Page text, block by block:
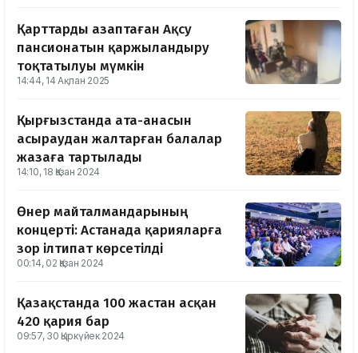
Қарттарды азаптаған Ақсу
пансионатын қаржыландыру
тоқтатылуы мүмкін
14:44, 14 Ақпан 2025
Қырғызстанда ата-анасын
асыраудан жалтарған балалар
жазаға тартылады
14:10, 18 Қазан 2024
Өнер майталмандарының
концерті: Астанада қарияларға
зор ілтипат көрсетілді
00:14, 02 Қазан 2024
Қазақстанда 100 жастан асқан
420 қария бар
09:57, 30 Қыркүйек 2024